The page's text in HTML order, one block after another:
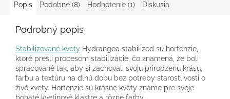
Popis Podobné (8) Hodnotenie (1) Diskusia
Podrobný popis
Stabilizované kvety Hydrangea stabilized sú hortenzie,
ktoré prešli procesom stabilizácie, čo znamená, že boli
spracované tak, aby si zachovali svoju prirodzenú krásu,
farbu a textúru na dlhú dobu bez potreby starostlivosti o
živé kvety. Hortenzie sú krásne kvety známe pre svoje